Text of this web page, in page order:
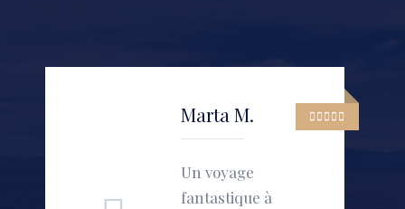
Marta M.
Un voyage
fantastique à